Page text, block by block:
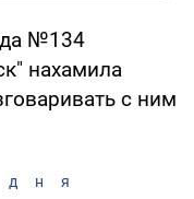
№134
нахамила
с ним